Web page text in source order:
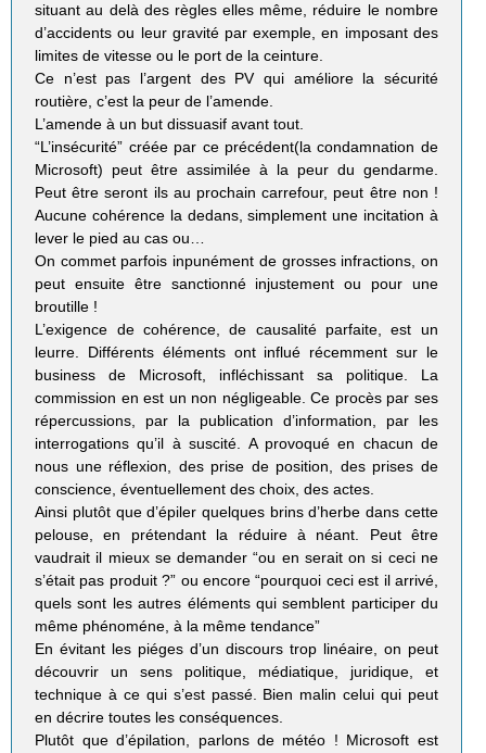
situant au delà des règles elles même, réduire le nombre
d’accidents ou leur gravité par exemple, en imposant des
limites de vitesse ou le port de la ceinture.
Ce n’est pas l’argent des PV qui améliore la sécurité
routière, c’est la peur de l’amende.
L’amende à un but dissuasif avant tout.
“L’insécurité” créée par ce précédent(la condamnation de
Microsoft) peut être assimilée à la peur du gendarme.
Peut être seront ils au prochain carrefour, peut être non !
Aucune cohérence la dedans, simplement une incitation à
lever le pied au cas ou…
On commet parfois inpunément de grosses infractions, on
peut ensuite être sanctionné injustement ou pour une
broutille !
L’exigence de cohérence, de causalité parfaite, est un
leurre. Différents éléments ont influé récemment sur le
business de Microsoft, infléchissant sa politique. La
commission en est un non négligeable. Ce procès par ses
répercussions, par la publication d’information, par les
interrogations qu’il à suscité. A provoqué en chacun de
nous une réflexion, des prise de position, des prises de
conscience, éventuellement des choix, des actes.
Ainsi plutôt que d’épiler quelques brins d’herbe dans cette
pelouse, en prétendant la réduire à néant. Peut être
vaudrait il mieux se demander “ou en serait on si ceci ne
s’était pas produit ?” ou encore “pourquoi ceci est il arrivé,
quels sont les autres éléments qui semblent participer du
même phénoméne, à la même tendance”
En évitant les piéges d’un discours trop linéaire, on peut
découvrir un sens politique, médiatique, juridique, et
technique à ce qui s’est passé. Bien malin celui qui peut
en décrire toutes les conséquences.
Plutôt que d’épilation, parlons de météo ! Microsoft est